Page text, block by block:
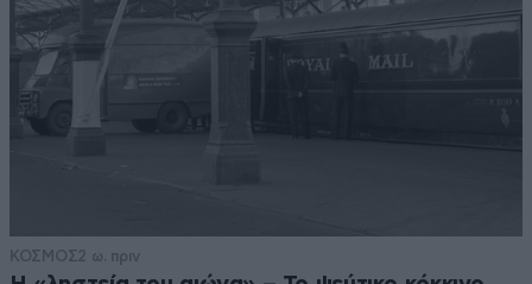
ΚΟΣΜΟΣ2 ω. πριν